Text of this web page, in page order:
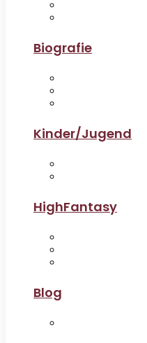
Biografie
Kinder/Jugend
HighFantasy
Blog